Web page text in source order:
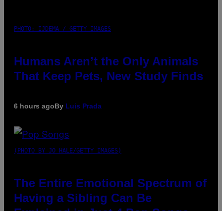
PHOTO: IJDEMA / GETTY IMAGES
Humans Aren’t the Only Animals
That Keep Pets, New Study Finds
6 hours agoBy Luis Prada
(PHOTO BY JO HALE/GETTY IMAGES)
The Entire Emotional Spectrum of
Having a Sibling Can Be